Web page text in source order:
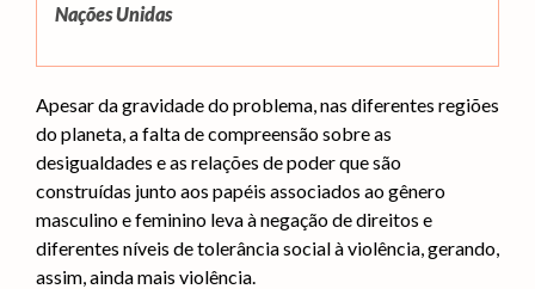
Nações Unidas
Apesar da gravidade do problema, nas diferentes regiões
do planeta, a falta de compreensão sobre as
desigualdades e as relações de poder que são
construídas junto aos papéis associados ao gênero
masculino e feminino leva à negação de direitos e
diferentes níveis de tolerância social à violência, gerando,
assim, ainda mais violência.